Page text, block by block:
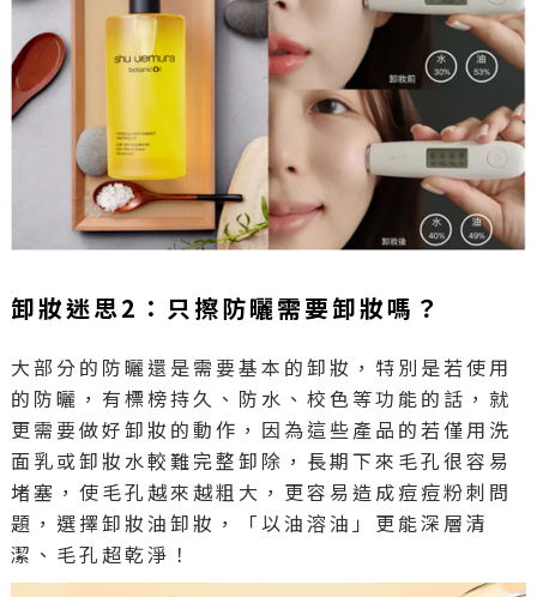
卸妝迷思2：只擦防曬需要卸妝嗎？
大部分的防曬還是需要基本的卸妝，特別是若使用
的防曬，有標榜持久、防水、校色等功能的話，就
更需要做好卸妝的動作，因為這些產品的若僅用洗
面乳或卸妝水較難完整卸除，長期下來毛孔很容易
堵塞，使毛孔越來越粗大，更容易造成痘痘粉刺問
題，選擇卸妝油卸妝，「以油溶油」更能深層清
潔、毛孔超乾淨！